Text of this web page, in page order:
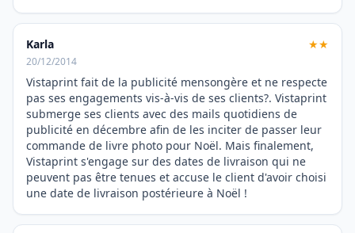
Karla ★★
20/12/2014
Vistaprint fait de la publicité mensongère et ne respecte
pas ses engagements vis-à-vis de ses clients?. Vistaprint
submerge ses clients avec des mails quotidiens de
publicité en décembre afin de les inciter de passer leur
commande de livre photo pour Noël. Mais finalement,
Vistaprint s'engage sur des dates de livraison qui ne
peuvent pas être tenues et accuse le client d'avoir choisi
une date de livraison postérieure à Noël !